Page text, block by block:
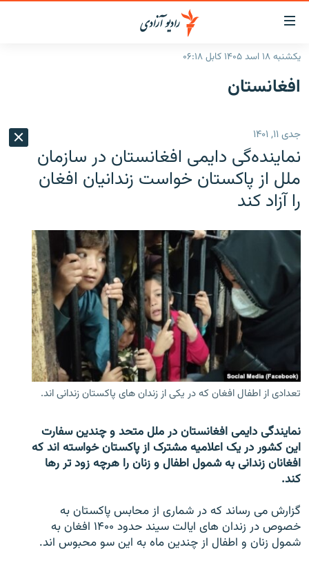
لینک‌های
قابل
دسترسی
بازگشت
بازگشت
منوی
اصلی
مراجعه
صفحه
صفحه نخست
گزارش‌ها
منطقه
شرق میانه
جهان
افغانستان
جهان
جدول نشرات
مصاحبه‌ها
برنامه‌ها
ورزش
بحران مهاجرت
'کووید-۱۹'
صفحه پشتو
Azadi English
همۀ سایت‌های رادیو آزادی/ رادیو اروپای آزاد
یکشنبه ۱۸ اسد ۱۴۰۵ کابل ۰۶:۱۸
افغانستان
جدی ۱۱, ۱۴۰۱
نماینده‌گی دایمی افغانستان در سازمان
ملل از پاکستان خواست زندانیان افغان
را آزاد کند
تعدادی از اطفال افغان که در یکی از زندان های پاکستان زندانی اند.
نمایندگی دایمی افغانستان در ملل متحد و چندین سفارت
این کشور در یک اعلامیه مشترک از پاکستان خواسته اند که
افغانان زندانی به شمول اطفال و زنان را هرچه زود تر رها
کند.
گزارش می رساند که در شماری از محابس پاکستان به
خصوص در زندان های ایالت سیند حدود ۱۴۰۰ افغان به
شمول زنان و اطفال از چندین ماه به این سو محبوس اند.